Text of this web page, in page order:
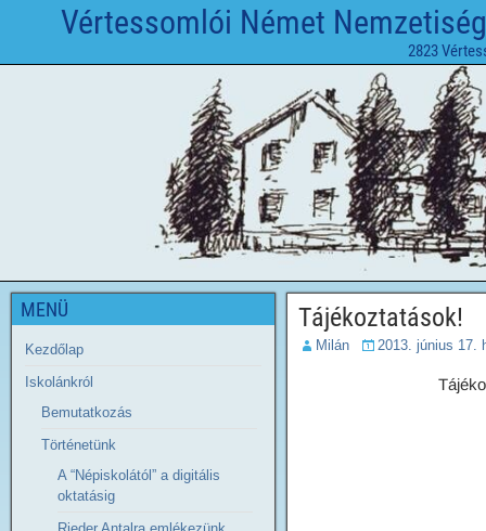
Vértessomlói Német
2823
Tájékoztatások!
Milán 2013. június 17.
MENÜ
Kezdőlap
Iskolánkról
Bemutatkozás
Történetünk
A “Népiskolától” a digitális
oktatásig